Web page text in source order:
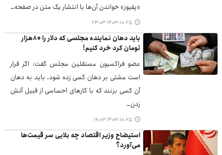
«پفیوز» خواندن آن‌ها با انتشار یک متن در صفحه…
۱۴۰۳-۱۰-۲۵ ۲۳:۰۳
باید دهان نماینده مجلسی که دلار را ۸۰هزار
تومان کرد خرد کنیم!
عضو فراکسیون مستقلین مجلس گفت: اگر قرار
است مشتی بر دهان کسی زده شود، باید به دهان
آن کسی بزنند که با کارهای احساسی از قبیل آتش
زدن…
۱۴۰۳-۱۰-۲۵ ۱۹:۰۳
استیضاح وزیر اقتصاد چه بلایی سر قیمت‌ها
می‌آورد؟